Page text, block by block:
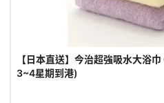
【日本直送】今治超強吸水大浴
3~4星期到港)